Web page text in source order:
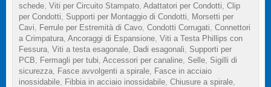
schede Viti per Circuito Stampato Adattatori per Condotti Clip
per Condotti
Supporti per Montaggio di Condotti
Morsetti per
Cavi
Ferrule per Estremità di Cavo Condotti Corrugati Connettori
a Crimpatura Ancoraggi di Espansione Viti a Testa Phillips con
Fessura Viti a testa esagonale Dadi esagonali
Supporti per
PCB
Fermagli per tubi Accessori per canaline Selle Sigilli di
sicurezza Fasce avvolgenti a spirale Fasce in acciaio
inossidabile Fibbia in acciaio inossidabile Chiusure a spirale